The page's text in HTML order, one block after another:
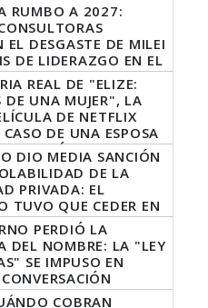
RUMBO A 2027:
EL DESGASTE DE MILEI
DE LIDERAZGO EN EL
REAL DE "ELIZE:
DE UNA MUJER", LA
DE NETFLIX
CASO DE UNA ESPOSA
A SU
DIO MEDIA SANCIÓN
DE LA
PRIVADA: EL
TUVO QUE CEDER EN
MANEJO DEL FUEGO
PERDIÓ LA
DEL NOMBRE: LA "LEY
SE IMPUSO EN
COBRAN